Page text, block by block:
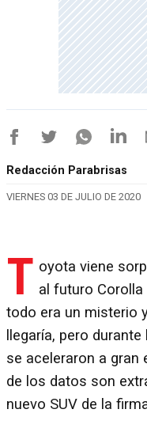
Redacción Parabrisas
VIERNES 03 DE JULIO DE 2020
T oyota viene
al futuro Corolla
todo era un misterio
llegaría, pero
se aceleraron a gran
de los datos son
nuevo SUV de la